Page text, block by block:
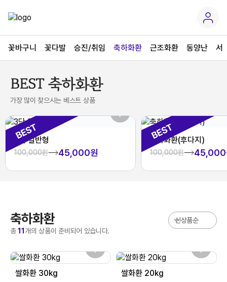
꽃바구니 꽃다발 승진/취임 축하화환 근조화환 동양난 서
BEST 축하화환
가장 많이 찾으시는 베스트 상품
3단 일반형
100,000원 45,000원
축하화환(후다지)
100,000원 45,000
축하화환
총11 개의 상품이 준비되어 있습니다.
쌀화환 30kg 쌀화환 20kg